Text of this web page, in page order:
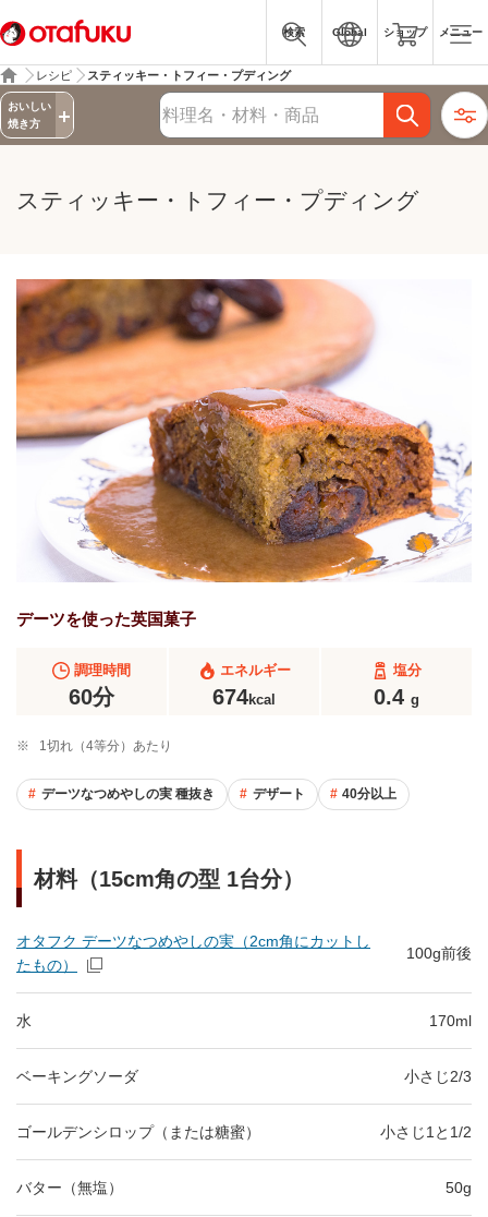
検索 Global ショップ メニュー
レシピ スティッキー・トフィー・プディング
おいしい
焼き方
レシピ検索
スティッキー・トフィー・プディング
デーツを使った英国菓子
調理時間
60分
エネルギー
674kcal
塩分
0.4 g
※ 1切れ（4等分）あたり
デーツなつめやしの実 種抜き デザート 40分以上
材料（15cm角の型 1台分）
オタフク デーツなつめやしの実（2cm角にカットし
たもの）
100g前後
水 170ml
ベーキングソーダ 小さじ2/3
ゴールデンシロップ（または糖蜜） 小さじ1と1/2
バター（無塩） 50g